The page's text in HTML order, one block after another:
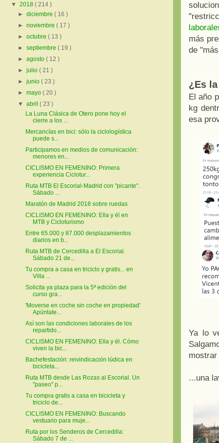
más
de
¿Es
El año
kg
esa
Ya lo
...una
▼ 2018 ( 214 )
►diciembre( 16 )
►noviembre( 17 )
►octubre( 13 )
►septiembre( 19 )
►agosto( 12 )
►julio( 21 )
►junio( 23 )
►mayo( 20 )
▼abril( 23 )
La Luna Clásica de Otero pone hoy el
cierre a los ...
Mercancías en bici: sólo la ciclologística
puede s...
Participamos en medios de comunicación:
menores en...
CICLISMO EN FEMENINO: Primera
experiencia Ciclotur...
Ruta MTB El Escorial-Madrid con "picante".
Sábado ...
Maratón de Madrid 2018 sobre ruedas
CICLISMO EN FEMENINO: Ella y él en
MTB y Cicloturismo
Entre 65.000 y 87.000 desplazamientos
diarios en b...
Ruta MTB de Cercedilla a El Escorial.
Sábado 21 de...
Tu compra a casa en triciclo y gratis... en
Villa ...
Solicita ya plaza para la 5ª edición del
curso gra...
'Moverse en coche sin coche en propiedad'
Apúntate...
Así son las condiciones laborales de los
repartido...
CICLISMO EN FEMENINO: Ella y él. Cómo
viven la bic...
Bachefestación: reivindicación lúdica en
bicicleta...
Ruta MTB desde Las Rozas al Escorial. Un
"paseo" p...
Tu compra gratis a casa en bicicleta y
triciclo de...
CICLISMO EN FEMENINO: Buscando
vestuario para muje...
Ruta por los Senderos de Cercedilla:
Sábado 7 de ...